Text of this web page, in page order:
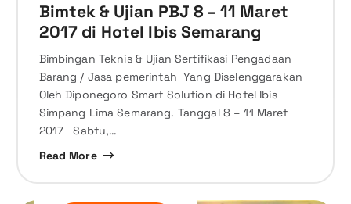
Bimtek & Ujian PBJ 8 – 11 Maret
2017 di Hotel Ibis Semarang
Bimbingan Teknis & Ujian Sertifikasi Pengadaan
Barang / Jasa pemerintah Yang Diselenggarakan
Oleh Diponegoro Smart Solution di Hotel Ibis
Simpang Lima Semarang. Tanggal 8 – 11 Maret
2017 Sabtu,…
Read More